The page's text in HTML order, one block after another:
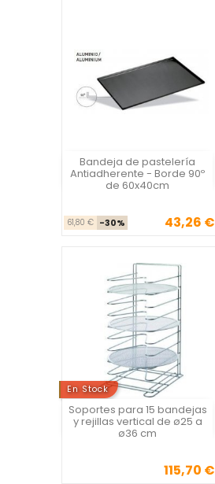
Bandeja de pastelería
Antiadherente - Borde 90º
de 60x40cm
Precio base
61,80 € -30% Precio
43,26 €

Vista rápida
En Stock
Soportes para 15 bandejas
y rejillas vertical de ø25 a
ø36 cm
Precio115,70 €

Vista rápida